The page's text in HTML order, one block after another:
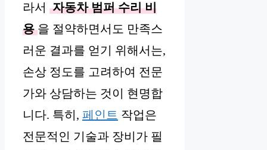
라서
자동차 범퍼 수리 비
용 을 절약하면서도 만족스
러운 결과를 얻기 위해서는,
손상 정도를 고려하여 전문
가와 상담하는 것이 현명합
니다. 특히, 페인트 작업은
전문적인 기술과 장비가 필